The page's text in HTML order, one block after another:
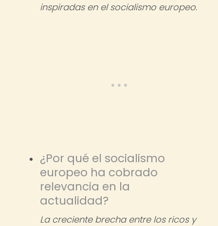
inspiradas en el socialismo europeo.
¿Por qué el socialismo
europeo ha cobrado
relevancia en la
actualidad?
La creciente brecha entre los ricos y